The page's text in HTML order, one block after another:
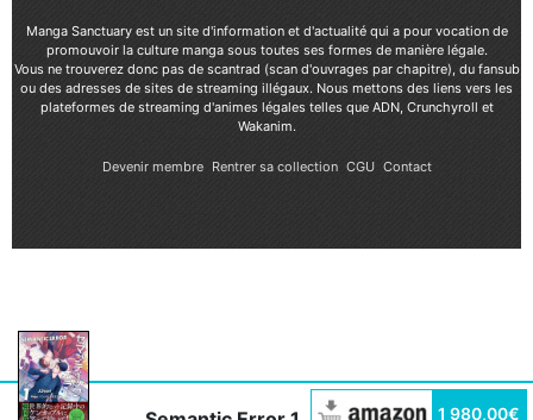
1 980,00€
Manga Sanctuary est un site d'information et d'actualité qui a pour vocation de
promouvoir la culture manga sous toutes ses formes de manière légale.
Vous ne trouverez donc pas de scantrad (scan d'ouvrages par chapitre), du fansub
ou des adresses de sites de streaming illégaux. Nous mettons des liens vers les
plateformes de streaming d'animes légales telles que ADN, Crunchyroll et
Wakanim.
Devenir membre Rentrer sa collection CGU Contact